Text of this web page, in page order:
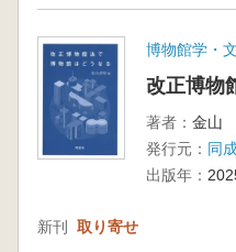
博物館学・
改正博物
著者： 金山
発行元： 同
出版年：
新刊 取り寄せ